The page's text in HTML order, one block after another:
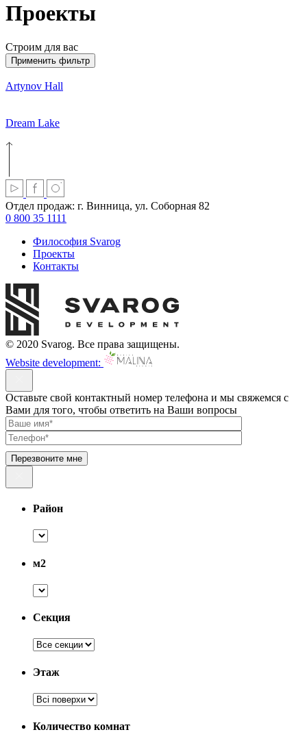
Проекты
Строим для вас
Применить фильтр
Artynov Hall
Dream Lake
Отдел продаж: г. Винница, ул. Соборная 82
0 800 35 1111
Философия Svarog
Проекты
Контакты
© 2020 Svarog. Все права защищены.
Website development:
Оставьте свой контактный номер телефона и мы свяжемся с
Вами для того, чтобы ответить на Ваши вопросы
Перезвоните мне
Район
м2
Секция
Этаж
Количество комнат